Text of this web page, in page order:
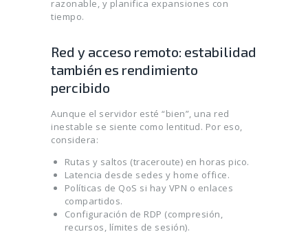
razonable, y planifica expansiones con
tiempo.
Red y acceso remoto: estabilidad
también es rendimiento
percibido
Aunque el servidor esté “bien”, una red
inestable se siente como lentitud. Por eso,
considera:
Rutas y saltos (traceroute) en horas pico.
Latencia desde sedes y home office.
Políticas de QoS si hay VPN o enlaces
compartidos.
Configuración de RDP (compresión,
recursos, límites de sesión).